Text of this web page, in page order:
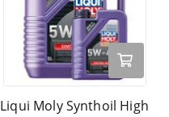
Liqui Moly Synthoil High